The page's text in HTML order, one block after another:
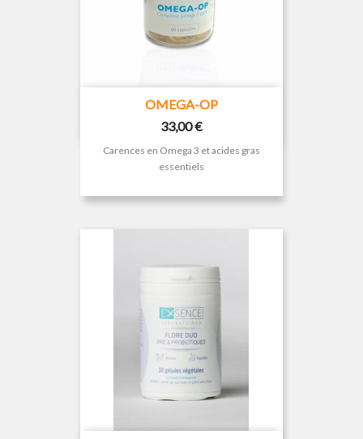
OMEGA-OP
Prix
33,00 €
Carences en Omega 3 et acides gras
essentiels